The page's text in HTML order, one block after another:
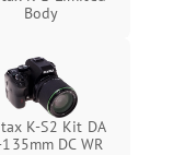
Body
K-S2 Kit DA
DC WR